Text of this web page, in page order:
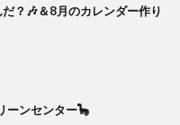
？🎶＆8月のカレンダー作り
ーンセンター🦕